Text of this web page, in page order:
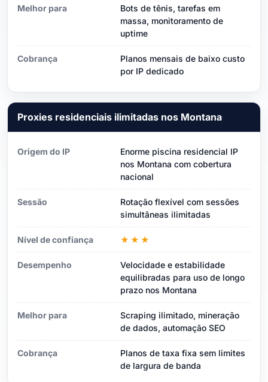
Melhor para
Bots de tênis, tarefas em
massa, monitoramento de
uptime
Cobrança
Planos mensais de baixo custo
por IP dedicado
Proxies residenciais ilimitadas nos Montana
Origem do IP
Enorme piscina residencial IP
nos Montana com cobertura
nacional
Sessão
Rotação flexível com sessões
simultâneas ilimitadas
Nível de confiança ★★★
Desempenho
Velocidade e estabilidade
equilibradas para uso de longo
prazo nos Montana
Melhor para
Scraping ilimitado, mineração
de dados, automação SEO
Cobrança
Planos de taxa fixa sem limites
de largura de banda